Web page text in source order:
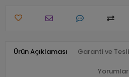
Ürün Açıklaması Garanti ve
Yorumlar